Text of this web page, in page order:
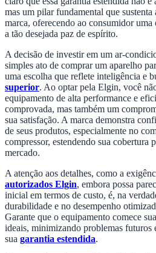
mas um pilar fundamental que sustenta
marca, oferecendo ao consumidor uma
a tão desejada paz de espírito.
A decisão de investir em um ar-
simples ato de comprar um aparelho
uma escolha que reflete inteligência e
superior. Ao optar pela Elgin, você
equipamento de alta performance e
comprovada, mas também um
sua satisfação. A marca demonstra
de seus produtos, especialmente no
compressor, estendendo sua cobertura
mercado.
A atenção aos detalhes, como a
autorizados Elgin, embora possa
inicial em termos de custo, é, na
durabilidade e no desempenho
Garante que o equipamento comece
ideais, minimizando problemas futuros
sua garantia estendida.